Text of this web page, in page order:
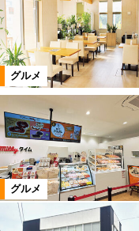
グルメ
グルメ